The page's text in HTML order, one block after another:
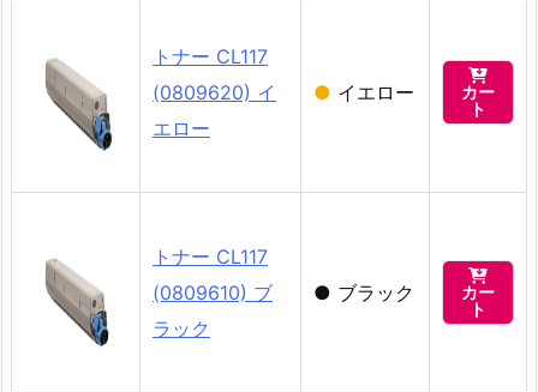
トナー CL117
(0809620) イ
エロー
● イエロー

カー
ト
トナー CL117
(0809610) ブ
ラック
● ブラック

カー
ト